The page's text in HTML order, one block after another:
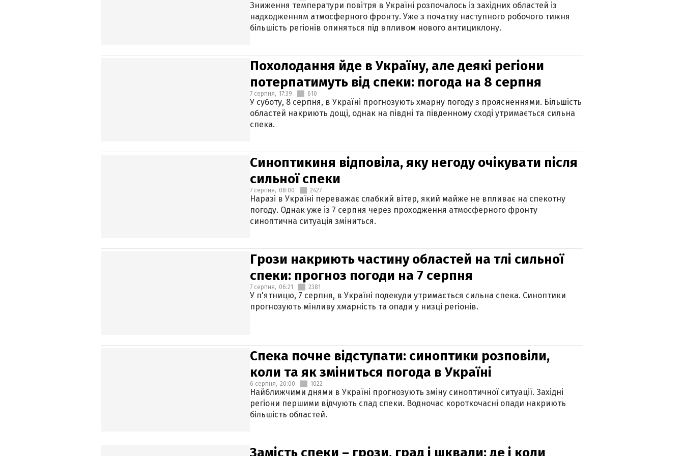
Зниження температури повітря в Україні розпочалось із західних областей із
надходженням атмосферного фронту. Уже з початку наступного робочого тижня
більшість регіонів опиняться під впливом нового антициклону.
Похолодання йде в Україну, але деякі регіони
потерпатимуть від спеки: погода на 8 серпня
7 серпня, 17:39 610
У суботу, 8 серпня, в Україні прогнозують хмарну погоду з проясненнями. Більшість
областей накриють дощі, однак на півдні та південному сході утримається сильна
спека.
Синоптикиня відповіла, яку негоду очікувати після
сильної спеки
7 серпня, 08:00 2427
Наразі в Україні переважає слабкий вітер, який майже не впливає на спекотну
погоду. Однак уже із 7 серпня через проходження атмосферного фронту
синоптична ситуація зміниться.
Грози накриють частину областей на тлі сильної
спеки: прогноз погоди на 7 серпня
7 серпня, 06:21 2381
У п'ятницю, 7 серпня, в Україні подекуди утримається сильна спека. Синоптики
прогнозують мінливу хмарність та опади у низці регіонів.
Спека почне відступати: синоптики розповіли,
коли та як зміниться погода в Україні
6 серпня, 20:00 1022
Найближчими днями в Україні прогнозують зміну синоптичної ситуації. Західні
регіони першими відчують спад спеки. Водночас короткочасні опади накриють
більшість областей.
Замість спеки – грози, град і шквали: де і коли